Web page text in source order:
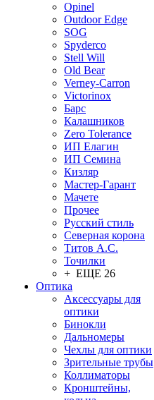
Opinel
Outdoor Edge
SOG
Spyderco
Stell Will
Old Bear
Verney-Carron
Victorinox
Барс
Калашников
Zero Tolerance
ИП Елагин
ИП Семина
Кизляр
Мастер-Гарант
Мачете
Прочее
Русский стиль
Северная корона
Титов А.С.
Точилки
+ ЕЩЕ 26
Оптика
Аксессуары для
оптики
Бинокли
Дальномеры
Чехлы для оптики
Зрительные трубы
Коллиматоры
Кронштейны,